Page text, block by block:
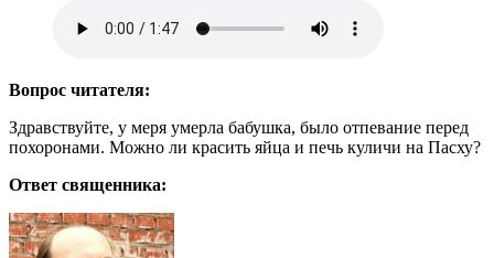
Вопрос читателя:
Здравствуйте, у меря умерла бабушка, было отпевание перед
похоронами. Можно ли красить яйца и печь куличи на Пасху?
Ответ священника: